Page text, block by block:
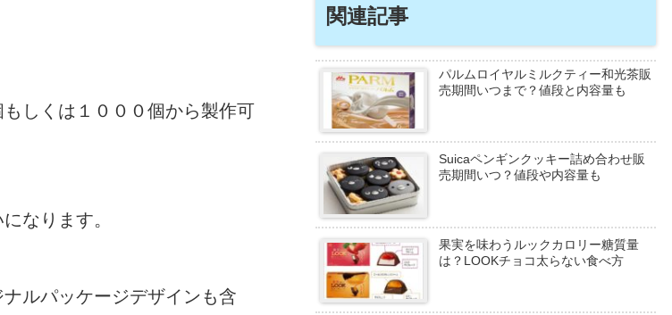
しくは１０００個から製作可
なります。
ルパッケージデザインも含
関連記事
パルムロイヤルミルクティー和光茶販
売期間いつまで？値段と内容量も
Suicaペンギンクッキー詰め合わせ販
売期間いつ？値段や内容量も
果実を味わうルックカロリー糖質量
は？LOOKチョコ太らない食べ方